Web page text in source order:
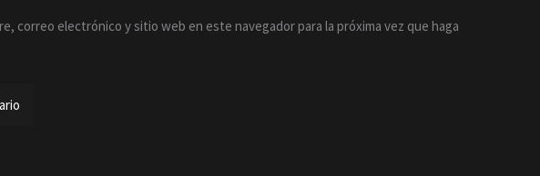
correo electrónico y sitio web en este navegador para la próxima vez que haga